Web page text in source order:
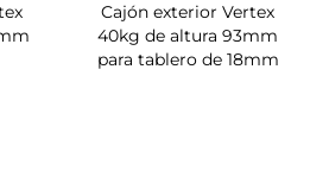
Cajón exterior Vertex
40kg de altura 93mm
para tablero de 18mm